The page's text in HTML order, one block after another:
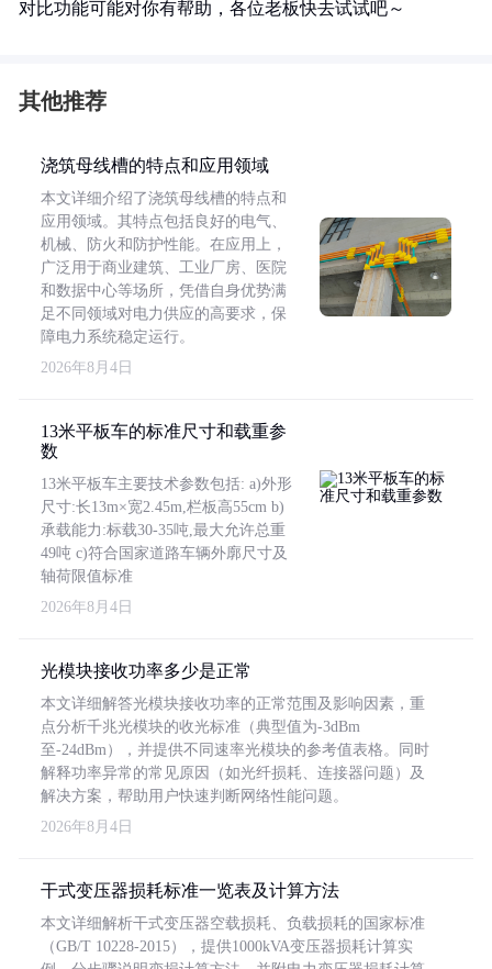
对比功能可能对你有帮助，各位老板快去试试吧～
其他推荐
浇筑母线槽的特点和应用领域
本文详细介绍了浇筑母线槽的特点和
应用领域。其特点包括良好的电气、
机械、防火和防护性能。在应用上，
广泛用于商业建筑、工业厂房、医院
和数据中心等场所，凭借自身优势满
足不同领域对电力供应的高要求，保
障电力系统稳定运行。
2026年8月4日
13米平板车的标准尺寸和载重参
数
13米平板车主要技术参数包括: a)外形
尺寸:长13m×宽2.45m,栏板高55cm b)
承载能力:标载30-35吨,最大允许总重
49吨 c)符合国家道路车辆外廓尺寸及
轴荷限值标准
2026年8月4日
光模块接收功率多少是正常
本文详细解答光模块接收功率的正常范围及影响因素，重
点分析千兆光模块的收光标准（典型值为-3dBm
至-24dBm），并提供不同速率光模块的参考值表格。同时
解释功率异常的常见原因（如光纤损耗、连接器问题）及
解决方案，帮助用户快速判断网络性能问题。
2026年8月4日
干式变压器损耗标准一览表及计算方法
本文详细解析干式变压器空载损耗、负载损耗的国家标准
（GB/T 10228-2015），提供1000kVA变压器损耗计算实